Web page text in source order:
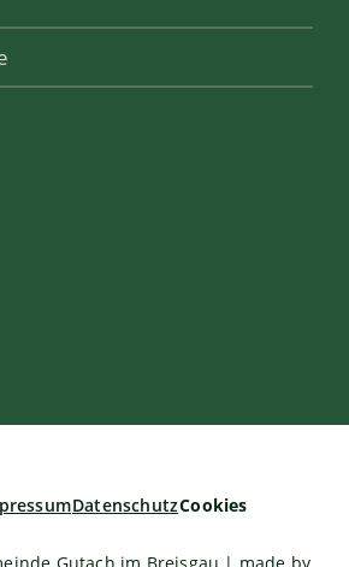
DatenschutzCookies
Gutach im Breisgau | made by